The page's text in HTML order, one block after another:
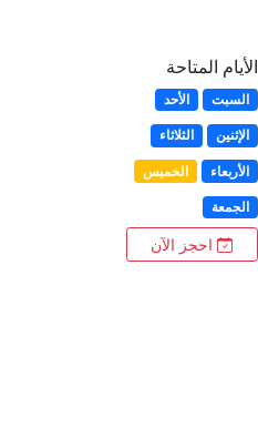
الأيام المتاحة
السبت
الأحد
الإثنين
الثلاثاء
الأربعاء
الخميس
الجمعة
احجز الآن